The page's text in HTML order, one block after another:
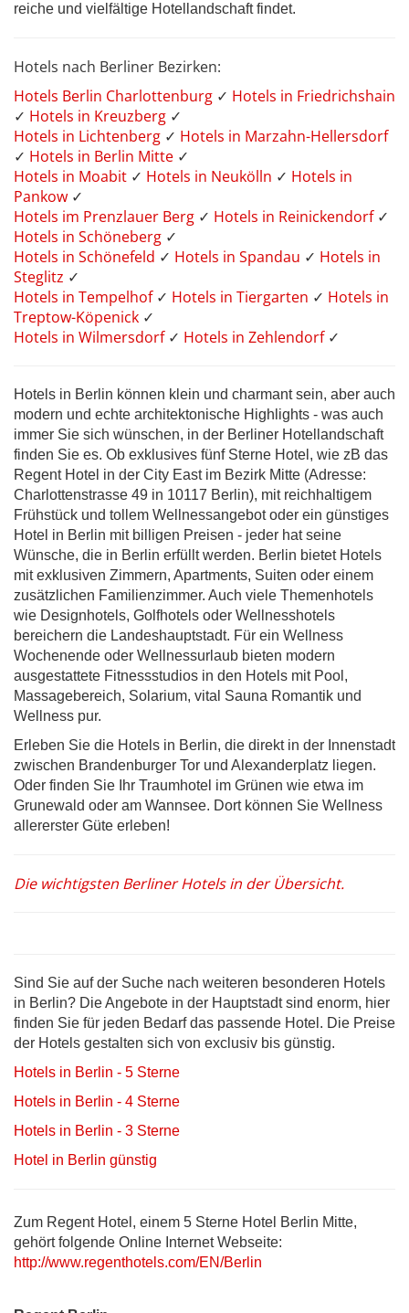
reiche und vielfältige Hotellandschaft findet.
Hotels nach Berliner Bezirken:
Hotels Berlin Charlottenburg ✓ Hotels in Friedrichshain
✓ Hotels in Kreuzberg ✓
Hotels in Lichtenberg ✓ Hotels in Marzahn-Hellersdorf
✓ Hotels in Berlin Mitte ✓
Hotels in Moabit ✓ Hotels in Neukölln ✓ Hotels in
Pankow ✓
Hotels im Prenzlauer Berg ✓ Hotels in Reinickendorf ✓
Hotels in Schöneberg ✓
Hotels in Schönefeld ✓ Hotels in Spandau ✓ Hotels in
Steglitz ✓
Hotels in Tempelhof ✓ Hotels in Tiergarten ✓ Hotels in
Treptow-Köpenick ✓
Hotels in Wilmersdorf ✓ Hotels in Zehlendorf✓
Hotels in Berlin können klein und charmant sein, aber auch
modern und echte architektonische Highlights - was auch
immer Sie sich wünschen, in der Berliner Hotellandschaft
finden Sie es. Ob exklusives fünf Sterne Hotel, wie zB das
Regent Hotel in der City East im Bezirk Mitte (Adresse:
Charlottenstrasse 49 in 10117 Berlin), mit reichhaltigem
Frühstück und tollem Wellnessangebot oder ein günstiges
Hotel in Berlin mit billigen Preisen - jeder hat seine
Wünsche, die in Berlin erfüllt werden. Berlin bietet Hotels
mit exklusiven Zimmern, Apartments, Suiten oder einem
zusätzlichen Familienzimmer. Auch viele Themenhotels
wie Designhotels, Golfhotels oder Wellnesshotels
bereichern die Landeshauptstadt. Für ein Wellness
Wochenende oder Wellnessurlaub bieten modern
ausgestattete Fitnessstudios in den Hotels mit Pool,
Massagebereich, Solarium, vital Sauna Romantik und
Wellness pur.
Erleben Sie die Hotels in Berlin, die direkt in der Innenstadt
zwischen Brandenburger Tor und Alexanderplatz liegen.
Oder finden Sie Ihr Traumhotel im Grünen wie etwa im
Grunewald oder am Wannsee. Dort können Sie Wellness
allererster Güte erleben!
Die wichtigsten Berliner Hotels in der Übersicht.
Sind Sie auf der Suche nach weiteren besonderen Hotels
in Berlin? Die Angebote in der Hauptstadt sind enorm, hier
finden Sie für jeden Bedarf das passende Hotel. Die Preise
der Hotels gestalten sich von exclusiv bis günstig.
Hotels in Berlin - 5 Sterne
Hotels in Berlin - 4 Sterne
Hotels in Berlin - 3 Sterne
Hotel in Berlin günstig
Zum Regent Hotel, einem 5 Sterne Hotel Berlin Mitte,
gehört folgende Online Internet Webseite:
http://www.regenthotels.com/EN/Berlin